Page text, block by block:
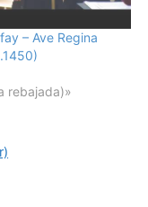
– Ave Regina
rebajada)»